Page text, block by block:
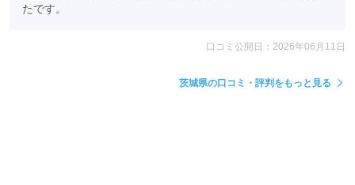
たです。
口コミ公開日：2026年06月11日
茨城県の口コミ・評判をもっと見る